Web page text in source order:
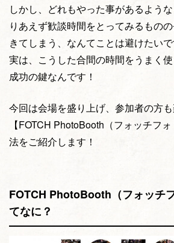
しかし、どれもやった事があるよう
りあえず歓談時間をとってみるもの
きてしまう、なんてことは避けたいで
実は、こうした合間の時間をうまく
成功の鍵なんです！
今回は会場を盛り上げ、参加者の方も
【FOTCH PhotoBooth（フォッチフ
法をご紹介します！
FOTCH PhotoBooth（フォッチ
てなに？